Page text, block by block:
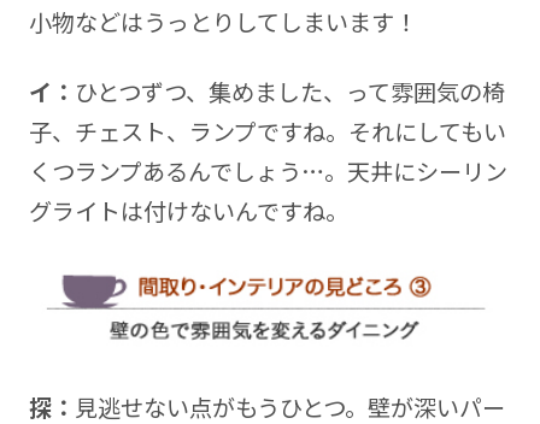
小物などはうっとりしてしまいます！
イ： ひとつずつ、集めました、って雰囲気の椅
子、チェスト、ランプですね。それにしてもい
くつランプあるんでしょう…。天井にシーリン
グライトは付けないんですね。
探： 見逃せない点がもうひとつ。壁が深いパー